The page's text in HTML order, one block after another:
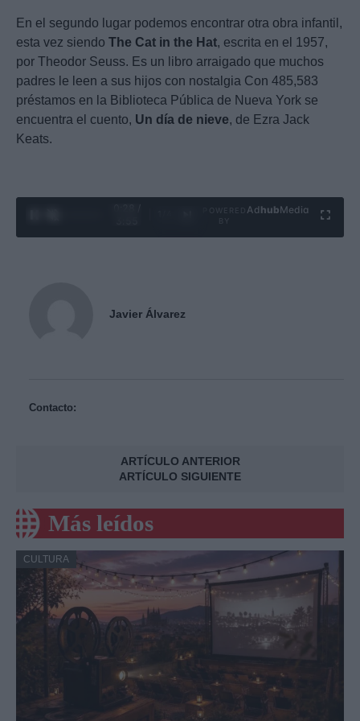
En el segundo lugar podemos encontrar otra obra infantil,
esta vez siendo The Cat in the Hat, escrita en el 1957,
por Theodor Seuss. Es un libro arraigado que muchos
padres le leen a sus hijos con nostalgia Con 485,583
préstamos en la Biblioteca Pública de Nueva York se
encuentra el cuento, Un día de nieve, de Ezra Jack
Keats.
Ad hubMedia
Javier Álvarez
Contacto:
ARTÍCULO ANTERIOR
ARTÍCULO SIGUIENTE
Más leídos
CULTURA